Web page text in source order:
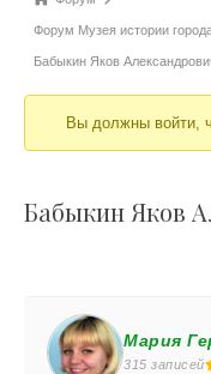
Форум Музея истории
Бабыкин Яков
Вы должны войти,
Бабыкин Яков
Мария
315 записей